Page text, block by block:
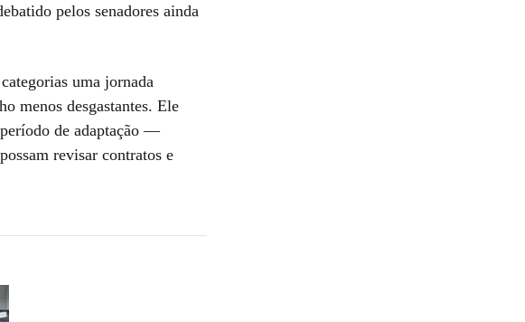
pelos senadores ainda
uma jornada
menos desgastantes. Ele
de adaptação —
revisar contratos e